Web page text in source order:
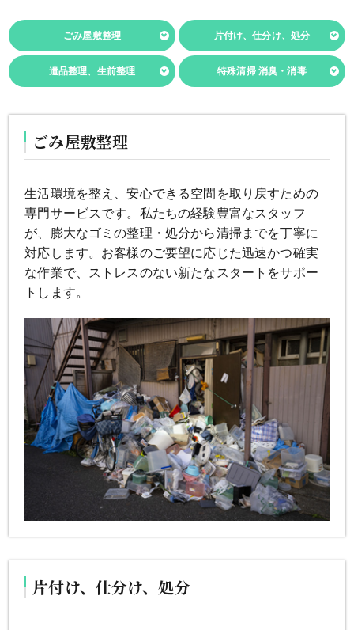
ごみ屋敷整理 片付け、仕分け、処分
遺品整理、生前整理 特殊清掃 消臭・消毒
ごみ屋敷整理
生活環境を整え、安心できる空間を取り戻すための
専門サービスです。私たちの経験豊富なスタッフ
が、膨大なゴミの整理・処分から清掃までを丁寧に
対応します。お客様のご要望に応じた迅速かつ確実
な作業で、ストレスのない新たなスタートをサポー
トします。
片付け、仕分け、処分